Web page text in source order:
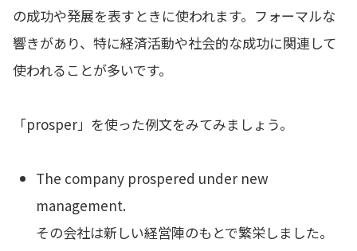
の成功や発展を表すときに使われます。フォーマルな
響きがあり、特に経済活動や社会的な成功に関連して
使われることが多いです。
「prosper」を使った例文をみてみましょう。
The company prospered under new
management.
その会社は新しい経営陣のもとで繁栄しました。